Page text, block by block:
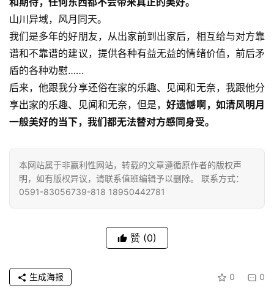
人
物
寺
院
巡
礼
纪
艺
术
登录
山川异域，风月同天。
我们是多年的好朋友，从出家前到出家后，相互给与对方靠
谱和不靠谱的建议，提供各种有益无益的情绪价值，前后矛
盾的各种劝慰……
后来，他跟我分享还俗在家的乐趣、见闻和无奈，我跟他分
享出家的乐趣、见闻和无奈，但是，好遗憾啊，如清风明月
一般美好的当下，我们都无法替对方感同身受。
本网站属于非赢利性网站，转载的文章遵循原作者的版权声
明，如有版权异议，请联系值班编辑予以删除。 联系方式：
0591-83056739-818 18950442781
赞 (0)
0 0
生成海报